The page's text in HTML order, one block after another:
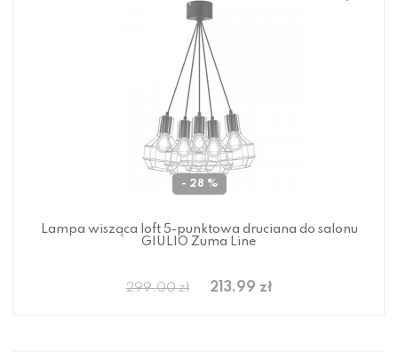
- 28 %
Lampa wisząca loft 5-punktowa druciana do salonu
GIULIO Zuma Line
299.00 zł 213.99 zł